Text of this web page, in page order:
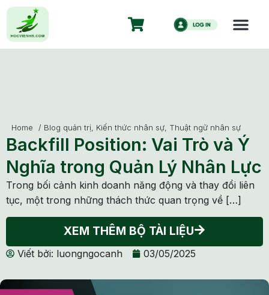
Home / Blog quản trị, Kiến thức nhân sự, Thuật ngữ nhân sự
Backfill Position: Vai Trò và Ý
Nghĩa trong Quản Lý Nhân Lực
Trong bối cảnh kinh doanh năng động và thay đổi liên
tục, một trong những thách thức quan trọng về […]
XEM THÊM BỘ TÀI LIỆU
Viết bởi: luongngocanh 03/05/2025